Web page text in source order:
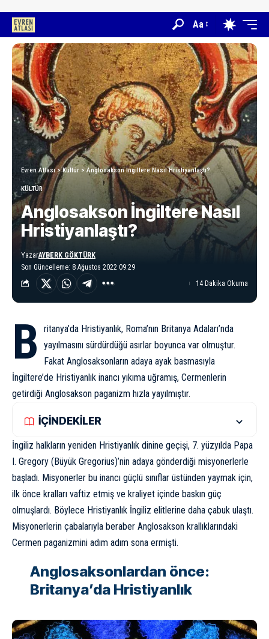
Aa
Evren Atlası>Kültür >Anglosakson İngiltere Nasıl Hristiyanlaştı?
KÜLTÜR
Anglosakson İngiltere Nasıl
Hristiyanlaştı?
Son Güncelleme: 8 Ağustos 2022 09:29
YazarAYBERK GÖKTÜRK
14 Dakika Okuma
B
ritanya’da Hristiyanlık, Roma’nın Britanya Adaları’nda
yayılmasını sürdürdüğü asırlar boyunca var olmuştur.
Fakat Anglosaksonların adaya ayak basmasıyla
İngiltere’de Hristiyanlık inancı yıkıma uğramış, Cermenlerin
getirdiği Anglosakson paganizm hızla yayılmıştır.
İÇİNDEKİLER
İngiliz halkların yeniden Hristiyanlık dinine geçişi, 7. yüzyılda Papa
I. Gregory (Büyük Gregorius)’nin adaya gönderdiği misyonerlerle
başladı. Misyonerler bu inancı güçlü sınıflar üstünden yaymak için,
ilk önce kralları vaftiz etmiş ve kraliyet içinde baskın güç
olmuşlardı. Böylece Hristiyanlık İngiliz elitlerine daha çabuk ulaştı.
Misyonerlerin çabalarıyla beraber Anglosakson krallıklarındaki
Cermen paganizmini adım adım sona ermişti.
Anglosaksonlardan önce:
Britanya’da Hristiyanlık